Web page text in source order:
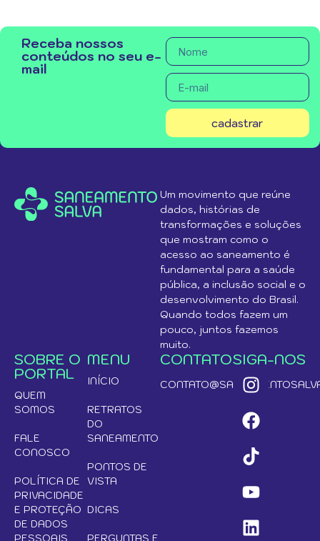
Receba nossos
conteúdos no seu e-
mail
cadastrar
Um movimento que reúne
dados, histórias de
transformações e soluções
que mostram como o
acesso ao saneamento é
fundamental para a saúde
pública, a inclusão social e o
desenvolvimento do Brasil.
Quando todos fazem um
pouco, juntos fazemos
muito.
SOBRE O
PORTAL
QUEM
SOMOS
FALE
CONOSCO
POLÍTICA DE
PRIVACIDADE
E PROTEÇÃO
DE DADOS
PESSOAIS
MENU
INÍCIO
RETRATOS
DO
SANEAMENTO
PONTOS DE
VISTA
DICAS
PERGUNTAS E
CONTATOSIGA-NOS